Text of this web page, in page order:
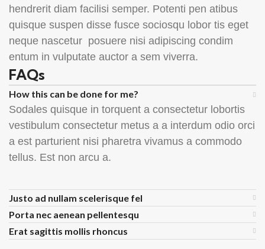
hendrerit diam facilisi semper. Potenti pen atibus
quisque suspen disse fusce sociosqu lobor tis eget
neque nascetur posuere nisi adipiscing condim
entum in vulputate auctor a sem viverra.
FAQs
How this can be done for me?
Sodales quisque in torquent a consectetur lobortis
vestibulum consectetur metus a a interdum odio orci
a est parturient nisi pharetra vivamus a commodo
tellus. Est non arcu a.
Justo ad nullam scelerisque fel
Porta nec aenean pellentesqu
Erat sagittis mollis rhoncus